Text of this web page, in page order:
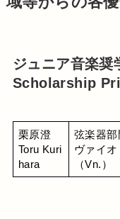
ジュニア音楽
Scholarship
栗原澄
Toru Kuri
hara
弦楽器部
ヴァイオ
（Vn.）